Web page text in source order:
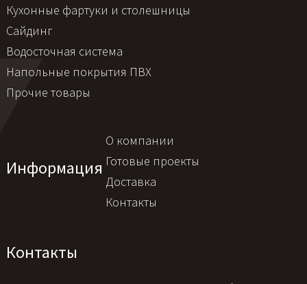
Кухонные фартуки и столешницы
Сайдинг
Водосточная система
Напольные покрытия ПВХ
Прочие товары
Информация
О компании
Готовые проекты
Доставка
Контакты
Контакты